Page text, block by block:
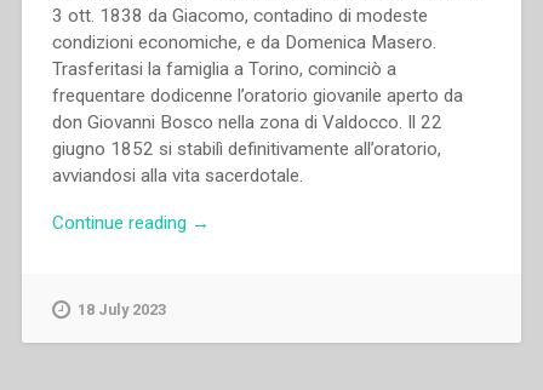
3 ott. 1838 da Giacomo, contadino di modeste
condizioni economiche, e da Domenica Masero.
Trasferitasi la famiglia a Torino, cominciò a
frequentare dodicenne l’oratorio giovanile aperto da
don Giovanni Bosco nella zona di Valdocco. Il 22
giugno 1852 si stabilì definitivamente all’oratorio,
avviandosi alla vita sacerdotale.
Continue reading “Pietro
→
18 July 2023